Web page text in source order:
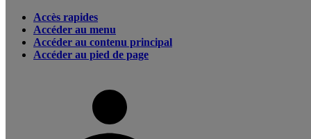
Accès rapides
Accéder au menu
Accéder au contenu principal
Accéder au pied de page